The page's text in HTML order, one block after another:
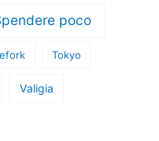
poco
Tokyo
Valigia